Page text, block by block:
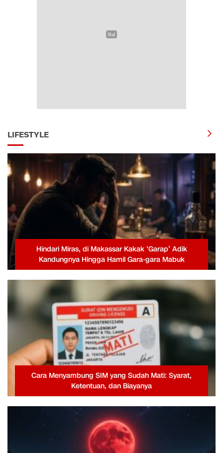
LIFESTYLE
Hindari Miras, di Makassar Kakak ‘Garap’ Adik
Kandungnya Hingga Hamil Gara-gara Mabuk
Cara Menyambung SIM yang Sudah Mati: Syarat,
Ketentuan, dan Biayanya